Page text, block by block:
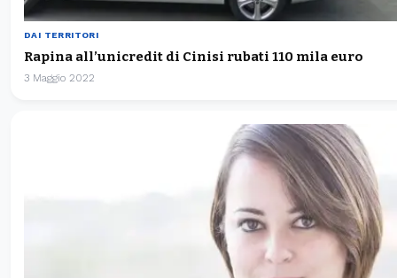
DAI TERRITORI
Rapina all’unicredit di Cinisi rubati 110 mila euro
3 Maggio 2022